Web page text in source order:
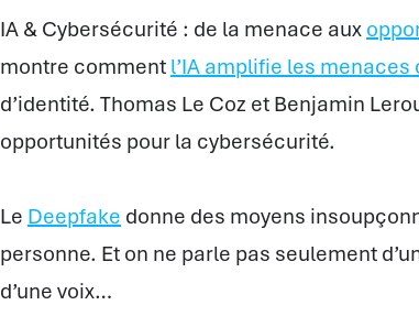
IA & Cybersécurité : de la menace aux
montre comment l’IA amplifie les menaces
d’identité. Thomas Le Coz et Benjamin
opportunités pour la cybersécurité.
Le Deepfake donne des moyens
personne. Et on ne parle pas seulement
d’une voix…